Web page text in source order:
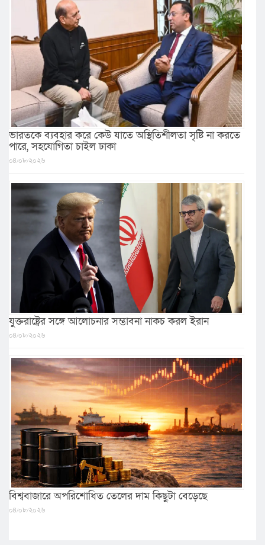
ভারতকে ব্যবহার করে কেউ যাতে অস্থিতিশীলতা সৃষ্টি না করতে
পারে, সহযোগিতা চাইল ঢাকা
০৪/০৮/২০২৬
যুক্তরাষ্ট্রের সঙ্গে আলোচনার সম্ভাবনা নাকচ করল ইরান
০৪/০৮/২০২৬
বিশ্ববাজারে অপরিশোধিত তেলের দাম কিছুটা বেড়েছে
০৪/০৮/২০২৬